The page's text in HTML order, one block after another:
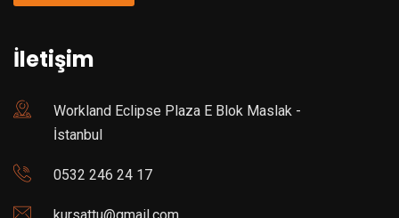
İletişim
Workland Eclipse Plaza E Blok Maslak -
İstanbul
0532 246 24 17
kursattu@gmail.com